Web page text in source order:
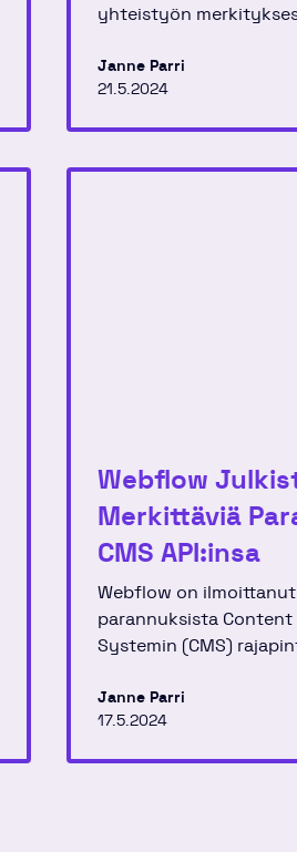
yhteistyön
Janne Parri
21.5.2024
Webflow
Merkittäviä
CMS API:insa
Webflow on
parannuksista
Systemin (CMS)
kehittäjille, jotka
hallinnoivat
Janne Parri
17.5.2024